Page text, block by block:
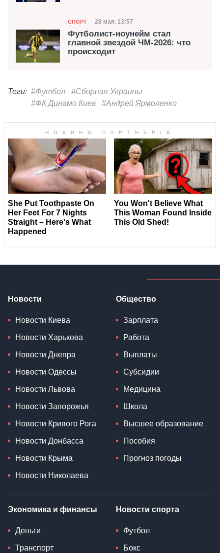
Категория
СПОРТ Дата публикации
28 мая, 13:57
Футболист-ноунейм стал
главной звездой ЧМ-2026: что
происходит
Теги: #Футбол
#Сборная Украины
#ФК Динамо Киев
#Андрей Ярмоленко
Новости
Новости Киева
Новости Харькова
Новости Днепра
Новости Одессы
Новости Львова
Новости Запорожья
Новости Кривого Рога
Новости Донбасса
Новости Крыма
Новости Николаева
Общество
Зарплата
Работа
Выплаты
Субсидии
Медицина
Школа
Высшее образование
Пособия
Прогноз погоды
Экономика и финансы
Деньги
Транспорт
Новости спорта
Футбол
Бокс